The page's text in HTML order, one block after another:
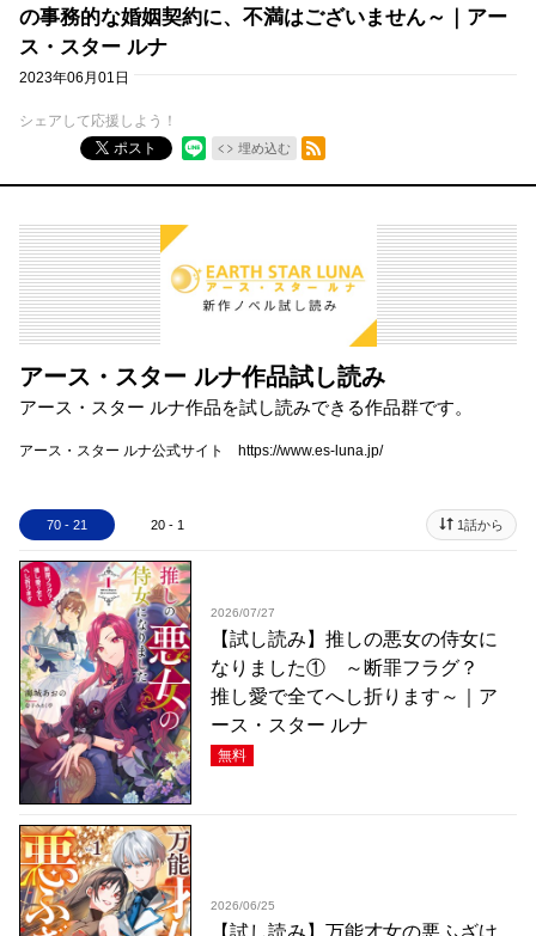
の事務的な婚姻契約に、不満はございません～｜アー
ス・スター ルナ
2023年06月01日
シェアして応援しよう！
ポスト
埋め込む
RSSフィード
アース・スター ルナ作品試し読み
アース・スター ルナ作品を試し読みできる作品群です。
アース・スター ルナ公式サイト https://www.es-luna.jp/
70 - 21 20 - 1 1話から
2026/07/27
【試し読み】推しの悪女の侍女に
なりました① ～断罪フラグ？
推し愛で全てへし折ります～｜ア
ース・スター ルナ
無料
2026/06/25
【試し読み】万能才女の悪ふざけ